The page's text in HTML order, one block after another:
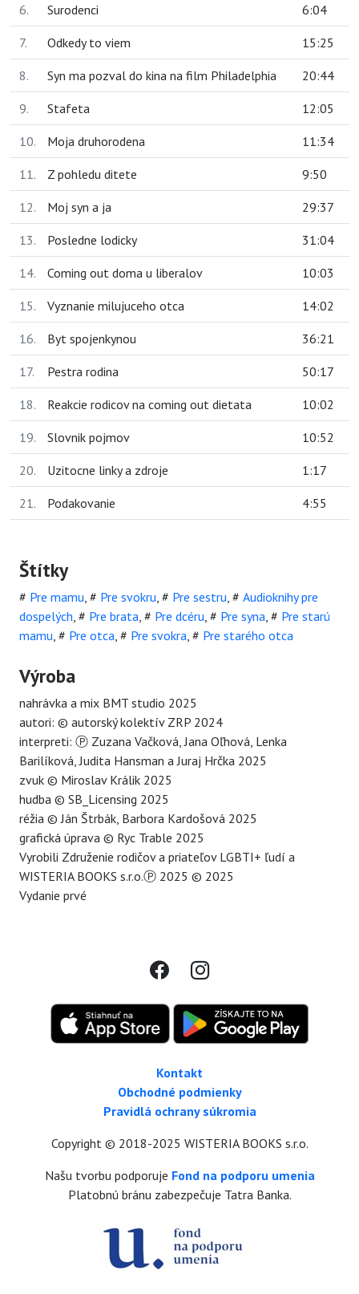
6. Surodenci 6:04
7. Odkedy to viem 15:25
8. Syn ma pozval do kina na film Philadelphia 20:44
9. Stafeta 12:05
10. Moja druhorodena 11:34
11. Z pohledu ditete 9:50
12. Moj syn a ja 29:37
13. Posledne lodicky 31:04
14. Coming out doma u liberalov 10:03
15. Vyznanie milujuceho otca 14:02
16. Byt spojenkynou 36:21
17. Pestra rodina 50:17
18. Reakcie rodicov na coming out dietata 10:02
19. Slovnik pojmov 10:52
20. Uzitocne linky a zdroje 1:17
21. Podakovanie 4:55
Štítky
# Pre mamu # Pre svokru # Pre sestru # Audioknihy pre
dospelých # Pre brata # Pre dcéru # Pre syna # Pre starú
mamu # Pre otca # Pre svokra # Pre starého otca
Výroba
nahrávka a mix BMT studio 2025
autori: © autorský kolektív ZRP 2024
interpreti: Ⓟ Zuzana Vačková, Jana Oľhová, Lenka
Barilíková, Judita Hansman a Juraj Hrčka 2025
zvuk © Miroslav Králik 2025
hudba © SB_Licensing 2025
réžia © Ján Štrbák, Barbora Kardošová 2025
grafická úprava © Ryc Trable 2025
Vyrobili Združenie rodičov a priateľov LGBTI+ ľudí a
WISTERIA BOOKS s.r.o.Ⓟ 2025 © 2025
Vydanie prvé
Kontakt
Obchodné podmienky
Pravidlá ochrany súkromia
Copyright © 2018-2025 WISTERIA BOOKS s.r.o.
Našu tvorbu podporuje Fond na podporu umenia
Platobnú bránu zabezpečuje Tatra Banka.